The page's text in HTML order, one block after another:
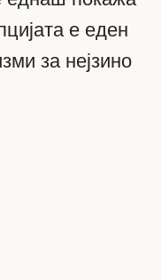
е еден
за нејзино